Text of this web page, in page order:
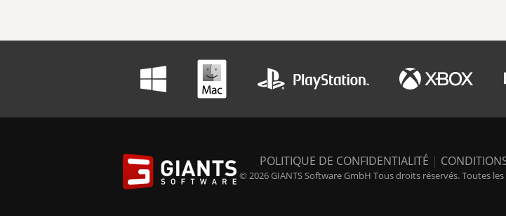
POLITIQUE DE CONFIDENTIALITÉ |
© 2026 GIANTS Software GmbH Tous droits réservés. Toutes